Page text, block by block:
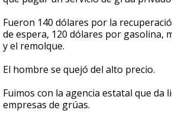
Fueron 140 dólares por la
de espera, 120 dólares por gasolina,
y el remolque.
El hombre se quejó del alto precio.
Fuimos con la agencia estatal que da
empresas de grúas.